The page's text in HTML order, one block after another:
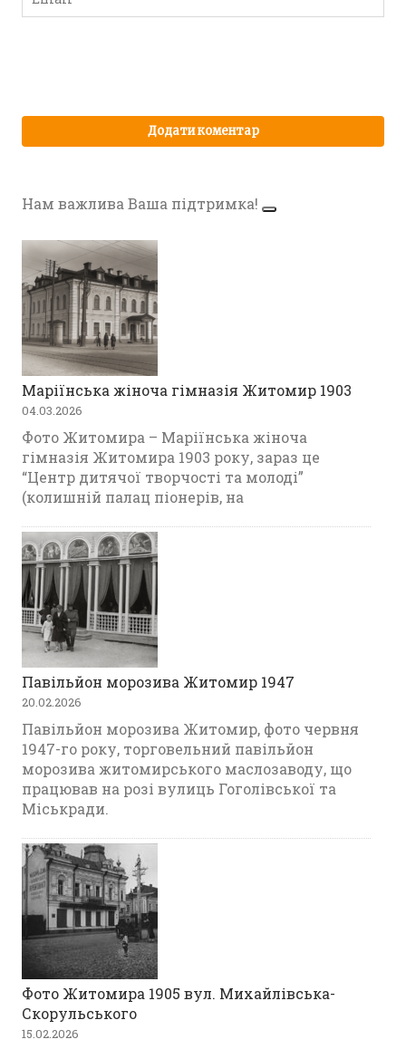
Нам важлива Ваша підтримка!
Маріїнська жіноча гімназія Житомир 1903
04.03.2026
Фото Житомира – Маріїнська жіноча
гімназія Житомира 1903 року, зараз це
“Центр дитячої творчості та молоді”
(колишній палац піонерів, на
Павільйон морозива Житомир 1947
20.02.2026
Павільйон морозива Житомир, фото червня
1947-го року, торговельний павільйон
морозива житомирського маслозаводу, що
працював на розі вулиць Гоголівської та
Міськради.
Фото Житомира 1905 вул. Михайлівська-
Скорульського
15.02.2026